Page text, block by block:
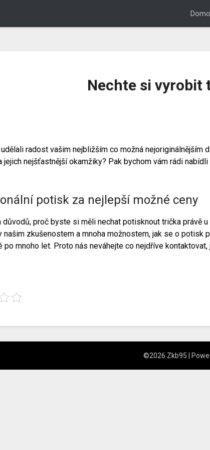
Nechte si vyrobit
radost vašim nejbližším co možná nejoriginálnějším
jejich nejšťastnější okamžiky? Pak bychom vám rádi
potisk za nejlepší možné ceny
proč byste si měli nechat potisknout trička právě
našim zkušenostem a mnoha možnostem, jak se o
po mnoho let. Proto nás neváhejte co nejdříve
©2026 Zkb95 |